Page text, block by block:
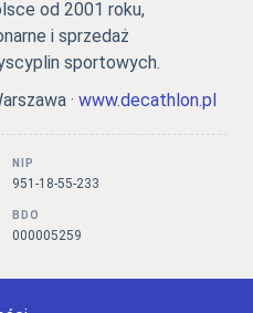
od 2001 roku,
i sprzedaż
sportowych.
· www.decathlon.pl
NIP
951-18-55-233
BDO
000005259